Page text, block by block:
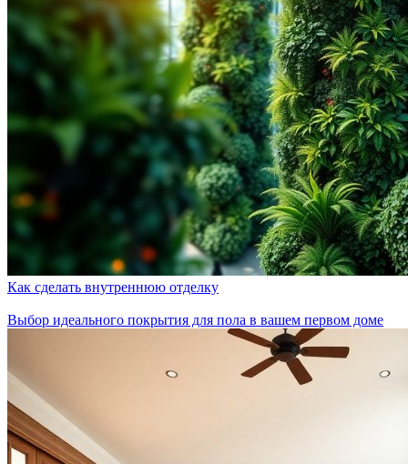
Как сделать внутреннюю отделку
Выбор идеального покрытия для пола в вашем первом доме